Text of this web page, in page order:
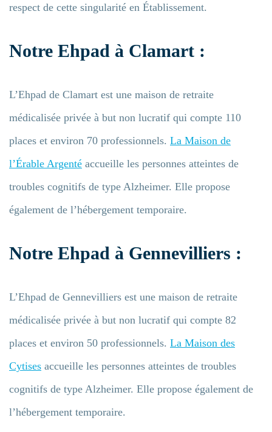
respect de cette singularité en Établissement.
Notre Ehpad à Clamart :
L’Ehpad de Clamart est une maison de retraite
médicalisée privée à but non lucratif qui compte 110
places et environ 70 professionnels. La Maison de
l’Érable Argenté accueille les personnes atteintes de
troubles cognitifs de type Alzheimer. Elle propose
également de l’hébergement temporaire.
Notre Ehpad à Gennevilliers :
L’Ehpad de Gennevilliers est une maison de retraite
médicalisée privée à but non lucratif qui compte 82
places et environ 50 professionnels. La Maison des
Cytises accueille les personnes atteintes de troubles
cognitifs de type Alzheimer. Elle propose également de
l’hébergement temporaire.